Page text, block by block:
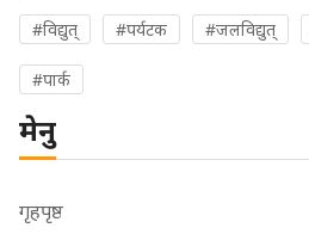
#विद्युत् #पर्यटक #जलविद्युत्
#पार्क
मेनु
गृहपृष्ठ